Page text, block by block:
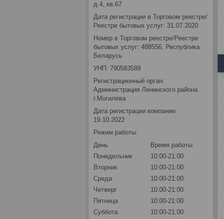
д.4, кв.67
Дата регистрации в Торговом реестре/
Реестре бытовых услуг: 31.07.2020
Номер в Торговом реестре/Реестре
бытовых услуг: 488556, Республика
Беларусь
УНП: 790583589
Регистрационный орган:
Администрация Ленинского района
г.Могилёва
Дата регистрации компании:
19.10.2022
Режим работы:
День
Время работы
Понедельник
10:00-21:00
Вторник
10:00-21:00
Среда
10:00-21:00
Четверг
10:00-21:00
Пятница
10:00-21:00
Суббота
10:00-21:00